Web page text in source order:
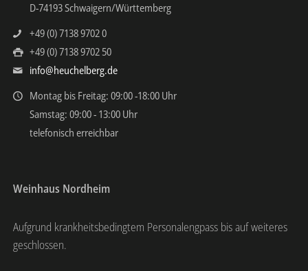
D-74193 Schwaigern/Württemberg
+49 (0) 7138 9702 0
+49 (0) 7138 9702 50
info@heuchelberg.de
Montag bis Freitag: 09:00 -18:00 Uhr
Samstag: 09:00 - 13:00 Uhr
telefonisch erreichbar
Weinhaus Nordheim
Aufgrund krankheitsbedingtem Personalengpass bis auf weiteres
geschlossen.